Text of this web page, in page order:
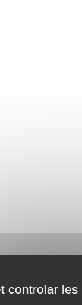
controlar